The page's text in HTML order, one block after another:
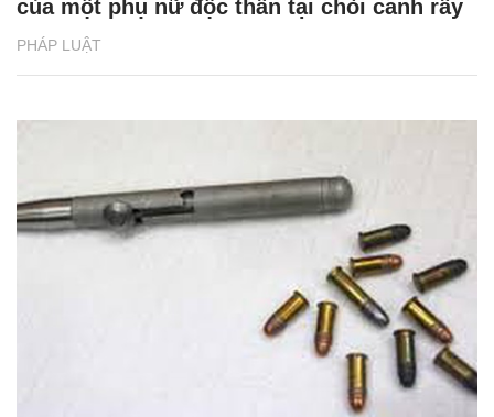
PHÁP LUẬT
của một phụ nữ độc thân tại chòi canh rẫy